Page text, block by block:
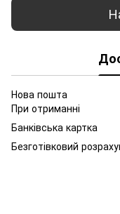
Нова пошта
При отриманні
Банківська картка
Безготівковий